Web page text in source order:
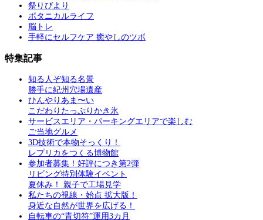
祭りびより
ボタニカルライフ
脳トレ
手軽にセルフケア 癒やしのツボ
特集記事
知る人ぞ知る名景
勝手に紀州穴場遺産
ひんやりあま〜い
こだわりたっぷりかき氷
サービスエリア・パーキングエリアで楽しむ
ご当地グルメ
3D技術で本物そっくり！
レプリカをつくる博物館
参加者募集！好評につき第2弾
リビング特別体験イベント
夏休み！ 親子で工場見学
私たちの視線・始点 拡大版！
身近な自然が世界を広げる！
自転車の“青切符”運用3カ月